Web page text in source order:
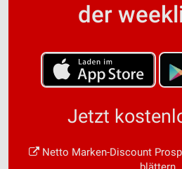
der
Jetzt
Netto Marken-Discount